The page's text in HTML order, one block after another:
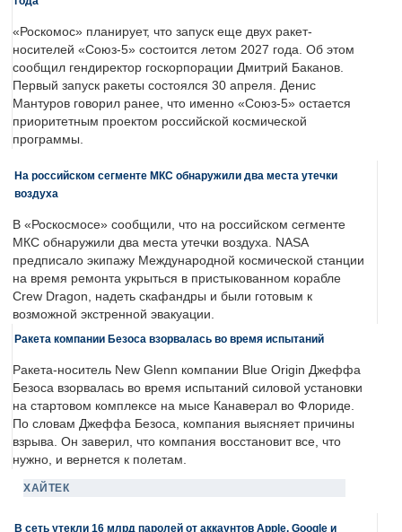
«Роскомос» планирует, что запуск еще двух ракет-
носителей «Союз-5» состоится летом 2027 года. Об этом
сообщил гендиректор госкорпорации Дмитрий Баканов.
Первый запуск ракеты состоялся 30 апреля. Денис
Мантуров говорил ранее, что именно «Союз-5» остается
приоритетным проектом российской космической
программы.
На российском сегменте МКС обнаружили два места утечки
воздуха
В «Роскосмосе» сообщили, что на российском сегменте
МКС обнаружили два места утечки воздуха. NASA
предписало экипажу Международной космической станции
на время ремонта укрыться в пристыкованном корабле
Crew Dragon, надеть скафандры и были готовым к
возможной экстренной эвакуации.
Ракета компании Безоса взорвалась во время испытаний
Ракета-носитель New Glenn компании Blue Origin Джеффа
Безоса взорвалась во время испытаний силовой установки
на стартовом комплексе на мысе Канаверал во Флориде.
По словам Джеффа Безоса, компания выясняет причины
взрыва. Он заверил, что компания восстановит все, что
нужно, и вернется к полетам.
ХАЙТЕК
В сеть утекли 16 млрд паролей от аккаунтов Apple, Google и